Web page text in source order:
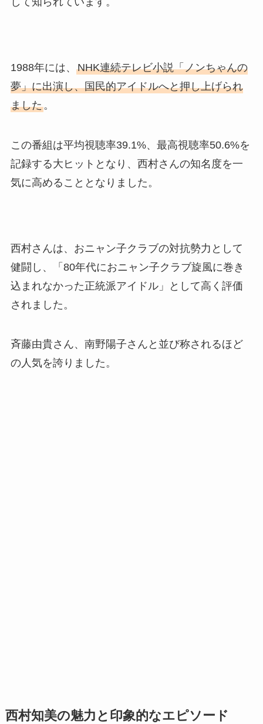
1988年には、 NHK連続テレビ小説「ノンちゃんの
夢」に出演し、国民的アイドルへと押し上げられ
ました。
この番組は平均視聴率39.1%、最高視聴率50.6%を
記録する大ヒットとなり、西村さんの知名度を一
気に高めることとなりました。
西村さんは、おニャン子クラブの対抗勢力として
健闘し、「80年代におニャン子クラブ旋風に巻き
込まれなかった正統派アイドル」として高く評価
されました。
斉藤由貴さん、南野陽子さんと並び称されるほど
の人気を誇りました。
西村知美の魅力と印象的なエピソード